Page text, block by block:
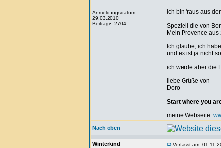
Anmeldungsdatum:
29.03.2010
Beiträge: 2704
ich bin 'raus aus
Speziell die von
Mein Provence
Ich glaube, ich
und es ist ja nicht
ich werde aber die
liebe Grüße von
Doro
Start where you
meine Webseite:
Nach oben
Winterkind Verfasst am: